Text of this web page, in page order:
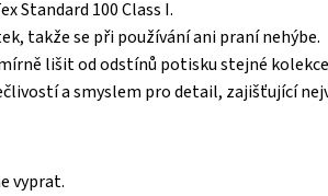
Standard 100 Class I.
takže se při používání ani praní nehýbe.
lišit od odstínů potisku stejné
a smyslem pro detail, zajišťující
vyprat.